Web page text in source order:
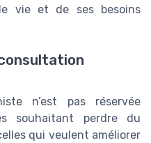
vie et de ses besoins
n’est pas réservée
souhaitant perdre du
qui veulent améliorer